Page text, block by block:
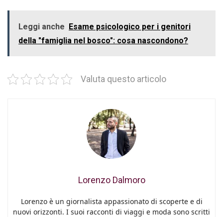
Leggi anche Esame psicologico per i genitori
della "famiglia nel bosco": cosa nascondono?
Valuta questo articolo
Lorenzo Dalmoro
Lorenzo è un giornalista appassionato di scoperte e di
nuovi orizzonti. I suoi racconti di viaggi e moda sono scritti